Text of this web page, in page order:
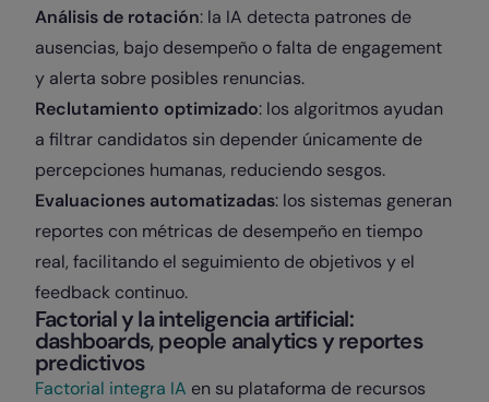
Análisis de rotación: la IA detecta patrones de
ausencias, bajo desempeño o falta de engagement
y alerta sobre posibles renuncias.
Reclutamiento optimizado: los algoritmos ayudan
a filtrar candidatos sin depender únicamente de
percepciones humanas, reduciendo sesgos.
Evaluaciones automatizadas: los sistemas generan
reportes con métricas de desempeño en tiempo
real, facilitando el seguimiento de objetivos y el
feedback continuo.
Factorial y la inteligencia artificial:
dashboards, people analytics y reportes
predictivos
Factorial integra IA en su plataforma de recursos